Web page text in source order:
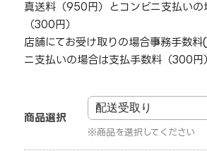
真送料（950円）とコンビニ支払いの
（300円）
店舗にてお受け取りの場合→事務手数
ニ支払いの場合は支払手数料（300円
商品選択
商品を選択してください